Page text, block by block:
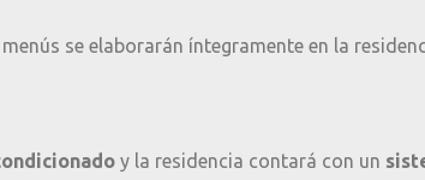
menús se elaborarán íntegramente en la
y la residencia contará con un